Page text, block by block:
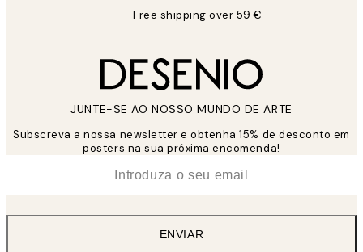
Free shipping over 59 €
JUNTE-SE AO NOSSO MUNDO DE ARTE
Subscreva a nossa newsletter e obtenha 15% de desconto em
posters na sua próxima encomenda!
ENVIAR